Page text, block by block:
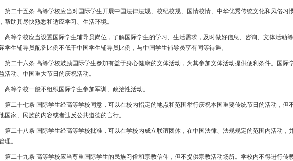
二十五条 高等学校应当对国际学生开展中国法律法规、校纪校规、国情校情、中华优秀传统文化和风俗习
帮助其尽快熟悉和适应学习、生活环境。
等学校应当设置国际学生辅导员岗位，了解国际学生的学习、生活需求，及时做好信息、咨询、文体活动等
学生辅导员配备比例不低于中国学生辅导员比例，与中国学生辅导员享有同等待遇。
二十六条 高等学校鼓励国际学生参加有益于身心健康的文体活动，为其参加文体活动提供便利条件。国际
活动、中国重大节日的庆祝活动。
等学校一般不组织国际学生参加军训、政治性活动。
二十七条 国际学生经高等学校同意，可以在校内指定的地点和范围举行庆祝本国重要传统节日的活动，但
国家、民族的内容或者违反公共道德的言行。
二十八条 国际学生经高等学校批准，可以在学校内成立联谊团体，在中国法律、法规规定的范围内活动，
理。
二十九条 高等学校应当尊重国际学生的民族习俗和宗教信仰，但不提供宗教活动场所。学校内不得进行传